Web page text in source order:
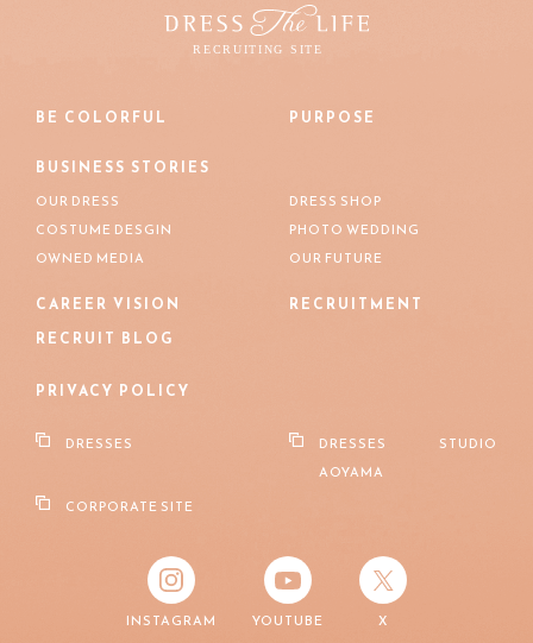
INSTAGRAM YOUTUBE X
BE COLORFUL PURPOSE
BUSINESS STORIES
OUR DRESS
DRESS SHOP
COSTUME DESGIN
PHOTO WEDDING
OWNED MEDIA
OUR FUTURE
CAREER VISION
RECRUITMENT
RECRUIT BLOG
PRIVACY POLICY
DRESSES
DRESSES STUDIO
AOYAMA
CORPORATE SITE